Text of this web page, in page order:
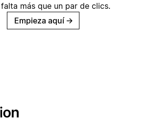
más que un par de clics.
Empieza aquí →